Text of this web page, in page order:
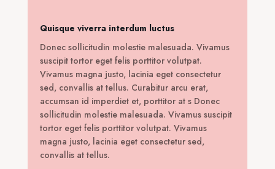
Quisque viverra interdum luctus
Donec sollicitudin molestie malesuada. Vivamus
suscipit tortor eget felis porttitor volutpat.
Vivamus magna justo, lacinia eget consectetur
sed, convallis at tellus. Curabitur arcu erat,
accumsan id imperdiet et, porttitor at s Donec
sollicitudin molestie malesuada. Vivamus suscipit
tortor eget felis porttitor volutpat. Vivamus
magna justo, lacinia eget consectetur sed,
convallis at tellus.